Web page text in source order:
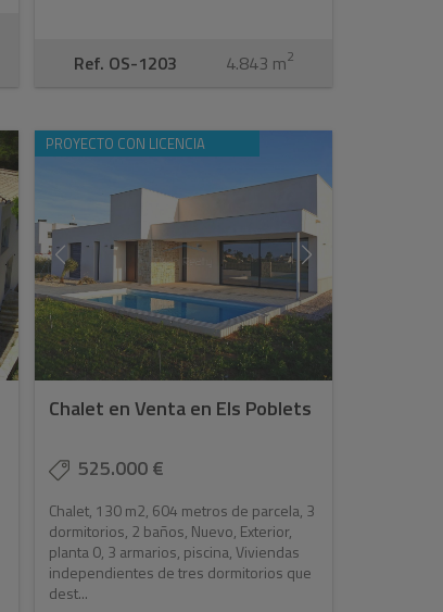
Ref. OS-1203 4.843 m2
PROYECTO CON LICENCIA
Chalet en Venta en Els Poblets
525.000 €
Chalet, 130 m2, 604 metros de parcela, 3
dormitorios, 2 baños, Nuevo, Exterior,
planta 0, 3 armarios, piscina, Viviendas
independientes de tres dormitorios que
dest...